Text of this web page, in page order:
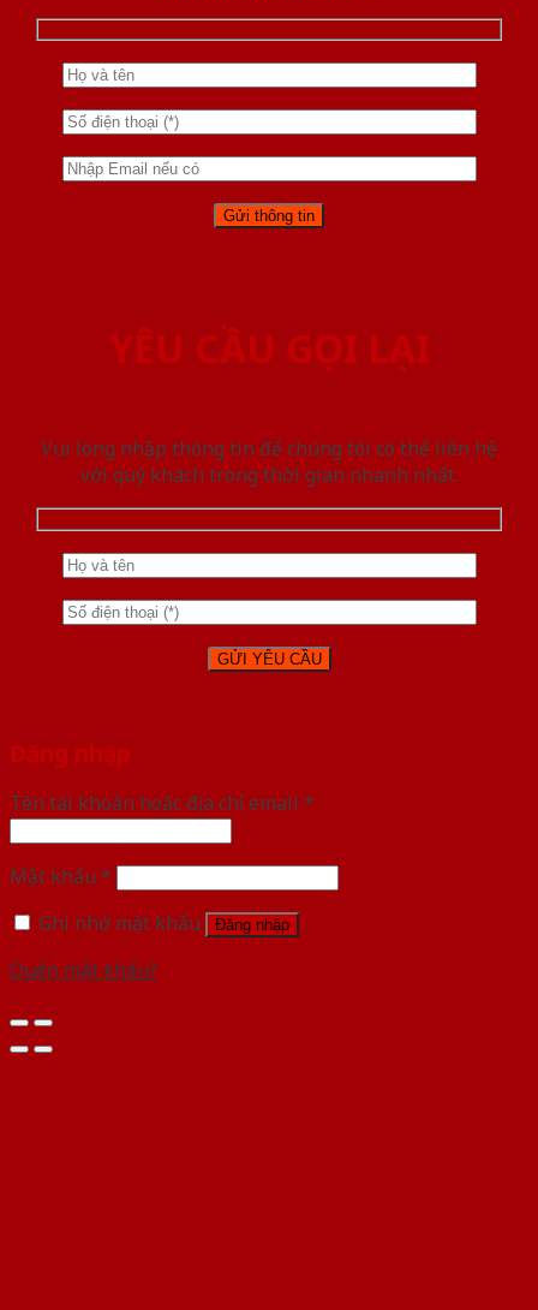
YÊU CẦU GỌI LẠI
Vui lòng nhập thông tin để chúng tôi có thể liên hệ
với quý khách trong thời gian nhanh nhất.
Đăng nhập
Tên tài khoản hoặc địa chỉ email *
Mật khẩu *
Ghi nhớ mật khẩu
Đăng nhập
Quên mật khẩu?